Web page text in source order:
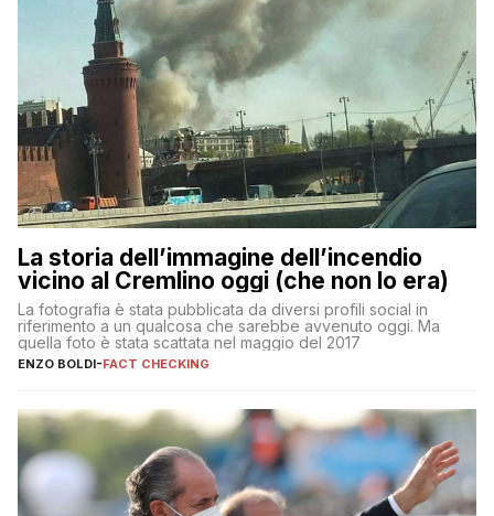
La storia dell’immagine dell’incendio
vicino al Cremlino oggi (che non lo era)
La fotografia è stata pubblicata da diversi profili social in
riferimento a un qualcosa che sarebbe avvenuto oggi. Ma
quella foto è stata scattata nel maggio del 2017
ENZO BOLDI-FACT CHECKING